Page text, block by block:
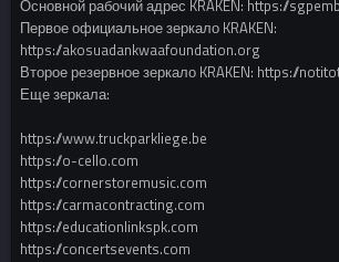
Основной рабочий адрес KRAKEN: https://
Первое официальное зеркало KRAKEN:
https://akosuadankwaafoundation.org
Второе резервное зеркало KRAKEN: https://
Еще зеркала:
https://www.truckparkliege.be
https://o-cello.com
https://cornerstoremusic.com
https://carmacontracting.com
https://educationlinkspk.com
https://concertsevents.com